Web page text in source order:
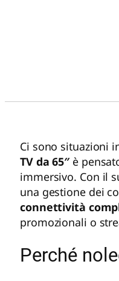
Ci sono situazioni
TV da 65″è
immersivo. Con il
una gestione dei
connettività
promozionali o
Perché